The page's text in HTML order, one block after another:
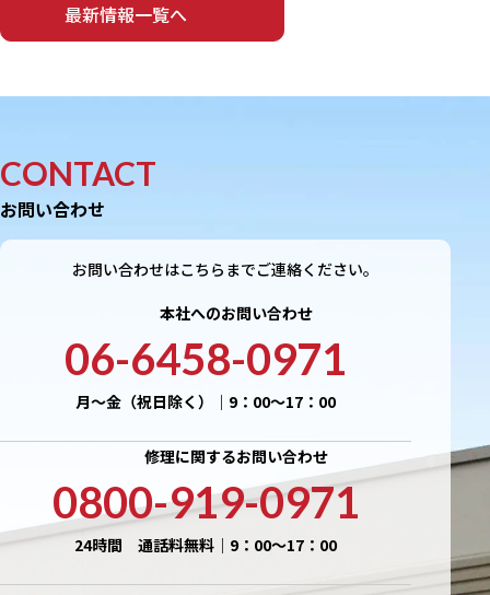
最新情報一覧へ
CONTACT
お問い合わせ
お問い合わせはこちらまでご連絡ください。
本社へのお問い合わせ
06-6458-0971
月〜金（祝日除く）｜9：00〜17：00
修理に関するお問い合わせ
0800-919-0971
24時間 通話料無料｜9：00〜17：00